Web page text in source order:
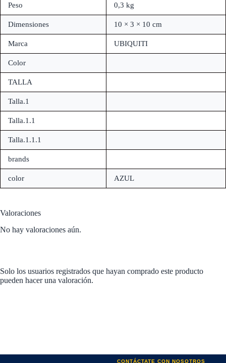
Peso 0,3 kg
Dimensiones 10 × 3 × 10 cm
Marca UBIQUITI
Color
TALLA
Talla.1
Talla.1.1
Talla.1.1.1
brands
color AZUL
Valoraciones
No hay valoraciones aún.
Solo los usuarios registrados que hayan comprado este producto
pueden hacer una valoración.
CONTÁCTATE CON NOSOTROS